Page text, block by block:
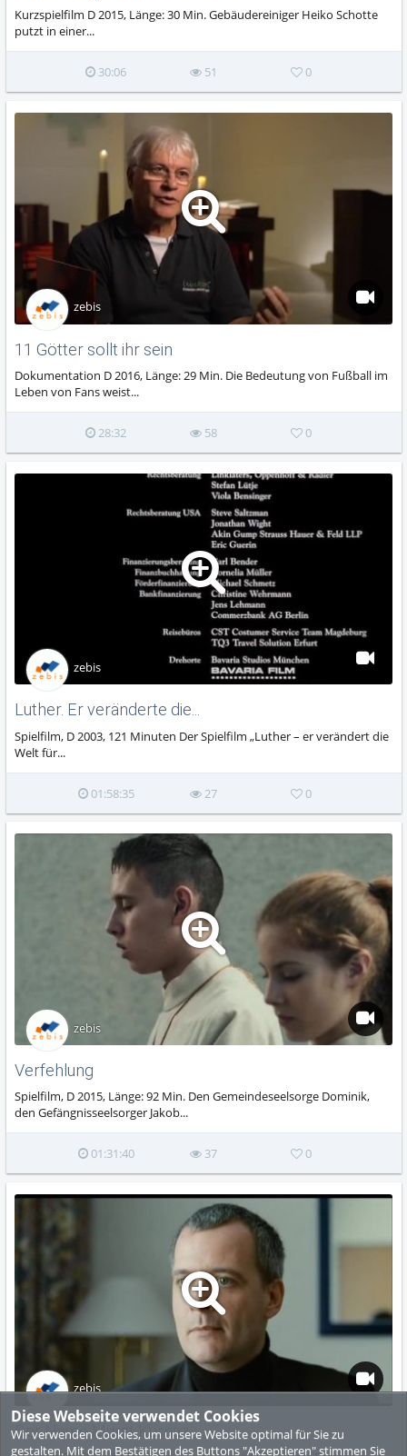
Diese Webseite verwendet Cookies
Wir verwenden Cookies, um unsere Website optimal für Sie zu
gestalten. Mit dem Bestätigen des Buttons "Akzeptieren" stimmen Sie
Kurzspielfilm D 2015, Länge: 30 Min. Gebäudereiniger Heiko Schotte
putzt in einer...
30:06 51 0
11 Götter sollt ihr sein
Dokumentation D 2016, Länge: 29 Min. Die Bedeutung von Fußball im
Leben von Fans weist...
zebis
28:32 58 0
Luther. Er veränderte die...
Spielfilm, D 2003, 121 Minuten Der Spielfilm „Luther – er verändert die
Welt für...
zebis
01:58:35 27 0
Verfehlung
Spielfilm, D 2015, Länge: 92 Min. Den Gemeindeseelsorge Dominik,
den Gefängnisseelsorger Jakob...
zebis
01:31:40 37 0
Der Name Murat Kurnaz
zebis